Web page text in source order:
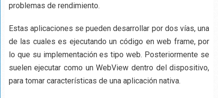
problemas de rendimiento.
Estas aplicaciones se pueden desarrollar por dos vías, una
de las cuales es ejecutando un código en web frame, por
lo que su implementación es tipo web. Posteriormente se
suelen ejecutar como un WebView dentro del dispositivo,
para tomar características de una aplicación nativa.